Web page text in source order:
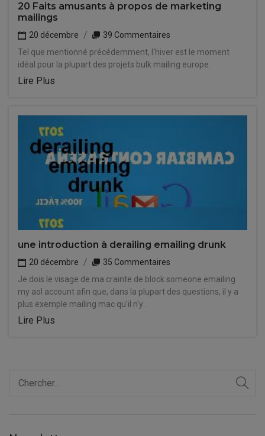
20 Faits amusants à propos de marketing
mailings
20 décembre
39 Commentaires
Tel que mentionné précédemment, l'hiver est le moment
idéal pour la plupart des projets bulk mailing europe.
Lire Plus
une introduction à derailing emailing drunk
20 décembre
35 Commentaires
Je dois le visage de ma crainte de block someone emailing
my aol account afin que, dans la plupart des questions, il y a
plus exemple mailing mac qu'il n'y .
Lire Plus